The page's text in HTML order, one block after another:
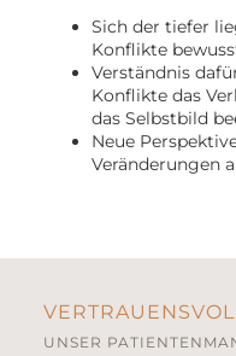
Sich der tiefer
Konflikte
Verständnis
Konflikte das
das Selbstbild
Neue
Veränderungen
UNSER